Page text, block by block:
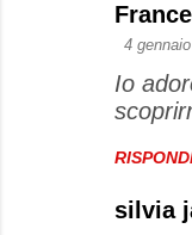
4
Io
silvia